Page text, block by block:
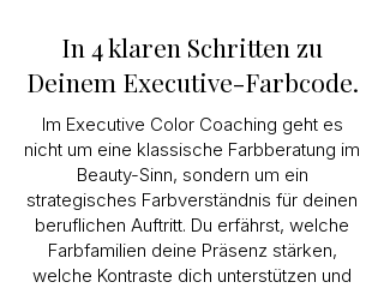
In 4klaren Schritten zu
Deinem Executive-Farbcode.
Im Executive Color Coaching geht es
nicht um eine klassische Farbberatung im
Beauty-Sinn, sondern um ein
strategisches Farbverständnis für deinen
beruflichen Auftritt. Du erfährst, welche
Farbfamilien deine Präsenz stärken,
welche Kontraste dich unterstützen und